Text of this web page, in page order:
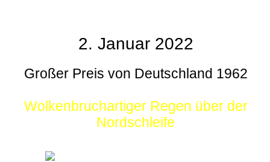
2. Januar 2022
Großer Preis von Deutschland 1962
Wolkenbruchartiger Regen über der
Nordschleife